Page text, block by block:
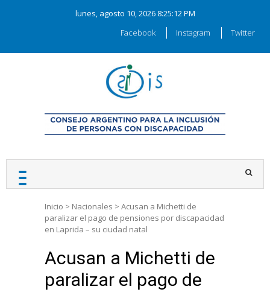
lunes, agosto 10, 2026 8:25:12 PM
Facebook
Instagram Twitter
Inicio > Nacionales >Acusan a Michetti de
paralizar el pago de pensiones por discapacidad
en Laprida – su ciudad natal
Acusan a Michetti de
paralizar el pago de